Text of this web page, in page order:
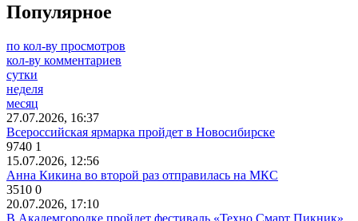
Популярное
по кол-ву просмотров
кол-ву комментариев
сутки
неделя
месяц
27.07.2026, 16:37
Всероссийская ярмарка пройдет в Новосибирске
9740 1
15.07.2026, 12:56
Анна Кикина во второй раз отправилась на МКС
3510 0
20.07.2026, 17:10
В Академгородке пройдет фестиваль «Техно Смарт Пикник»